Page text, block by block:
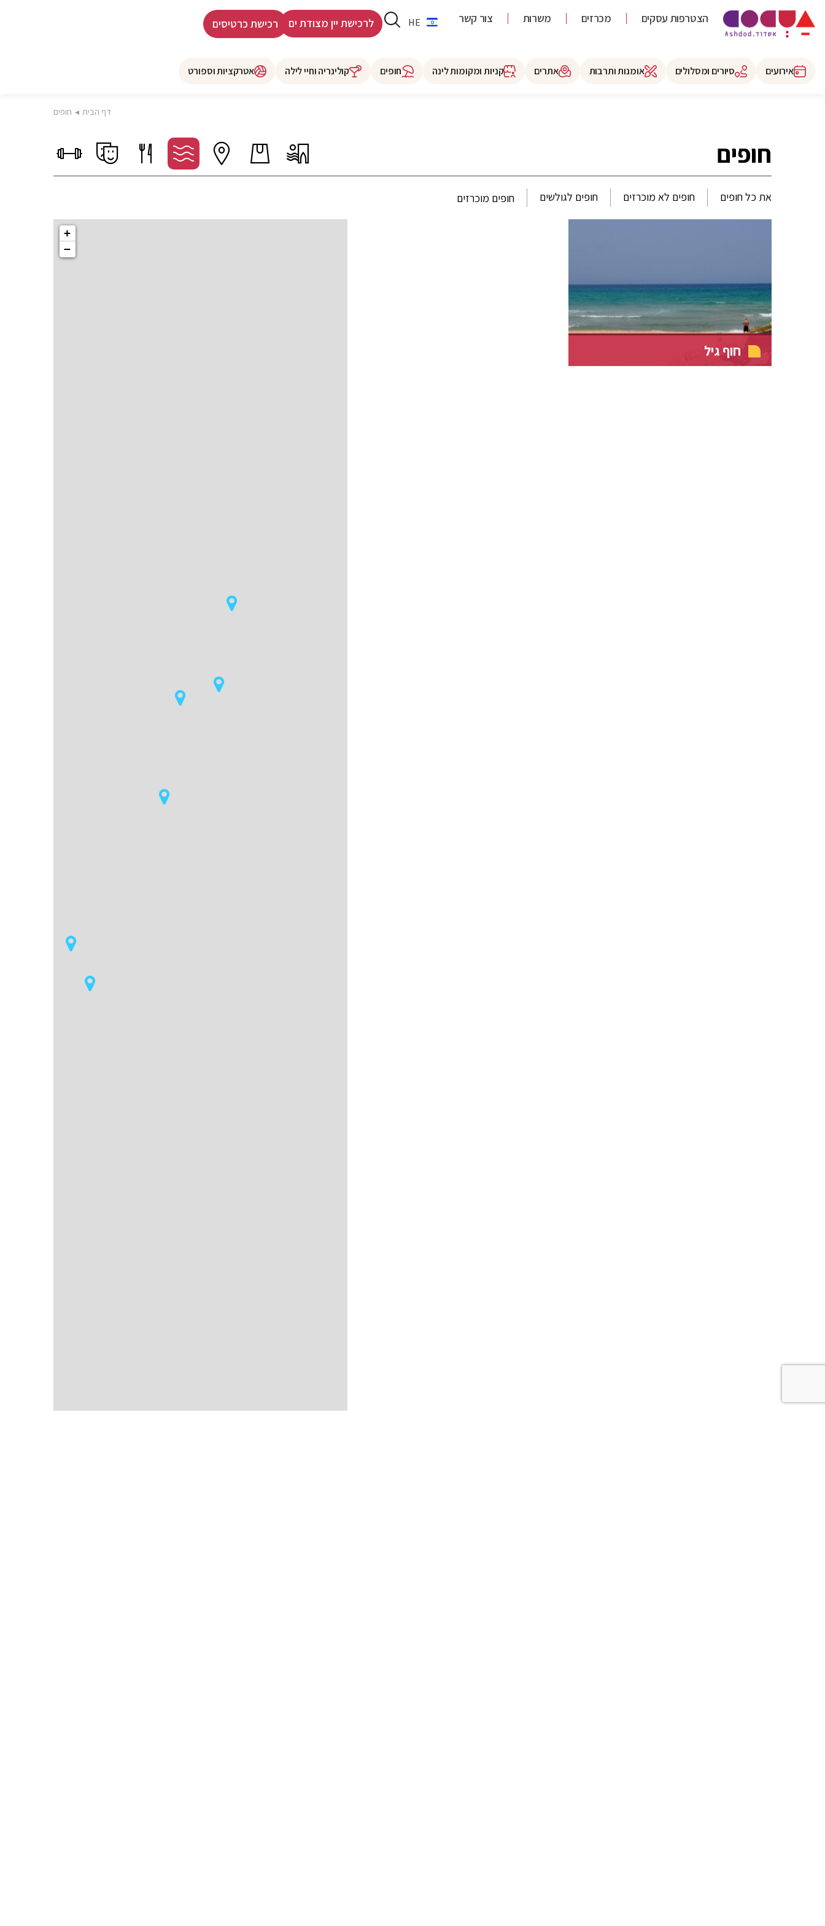
הצטרפות עסקים מכרזים משרות צור קשר HE
RU
לרכישת יין מצודת ים רכישת כרטיסים
אירועים סיורים ומסלולים אומנות ותרבות אתרים קניות ומקומות לינה חופים קולינריה וחיי לילה אטרקציות וספורט
דף הבית ◂ חופים
חופים
את כל חופים חופים לא מוכרזים חופים לגולשים חופים מוכרזים
חוף גיל
+
−